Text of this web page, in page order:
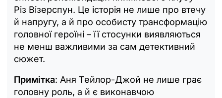
Різ Візерспун. Це історія не лише про втечу
й напругу, а й про особисту трансформацію
головної героїні – її стосунки виявляються
не менш важливими за сам детективний
сюжет.
Примітка: Аня Тейлор-Джой не лише грає
головну роль, а й є виконавчою